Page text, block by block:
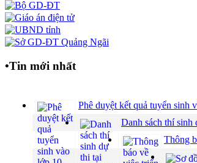
•Tin mới nhất
Phê duyệt kết quả tuyển sinh
Danh sách thí
Thông